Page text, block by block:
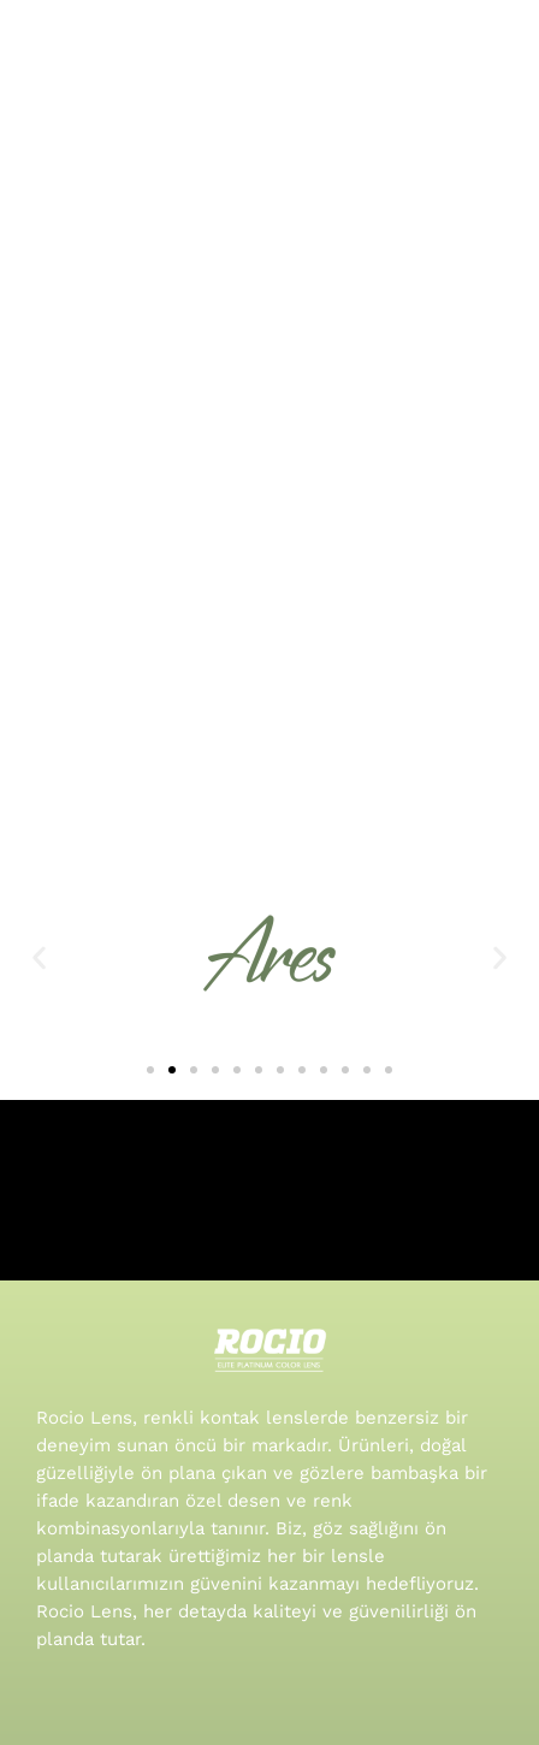
Rocio Lens, renkli kontak lenslerde benzersiz bir
deneyim sunan öncü bir markadır. Ürünleri, doğal
güzelliğiyle ön plana çıkan ve gözlere bambaşka bir
ifade kazandıran özel desen ve renk
kombinasyonlarıyla tanınır. Biz, göz sağlığını ön
planda tutarak ürettiğimiz her bir lensle
kullanıcılarımızın güvenini kazanmayı hedefliyoruz.
Rocio Lens, her detayda kaliteyi ve güvenilirliği ön
planda tutar.